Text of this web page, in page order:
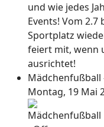
und wie jedes
Events! Vom
Sportplatz
feiert mit, wenn
ausrichtet!
Montag, 19 Mai